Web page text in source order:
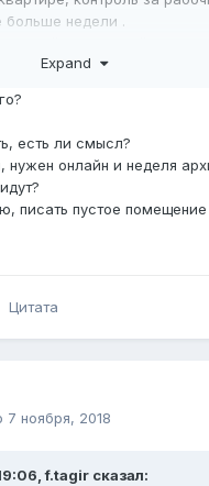
больше недели .
лица по
От предыдущего
качестве.
Expand
есть ли смысл?
нужен онлайн и неделя
писать пустое
Цитата
7 ноября, 2018
f.tagir сказал: